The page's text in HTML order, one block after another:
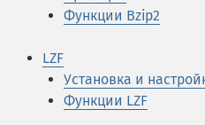
Функции Bzip2
LZF
Установка и
Функции LZF